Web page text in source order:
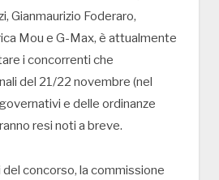
Gianmaurizio Foderaro,
Mou e G-Max, è attualmente
i concorrenti che
del 21/22 novembre (nel
e delle ordinanze
resi noti a breve.
concorso, la commissione